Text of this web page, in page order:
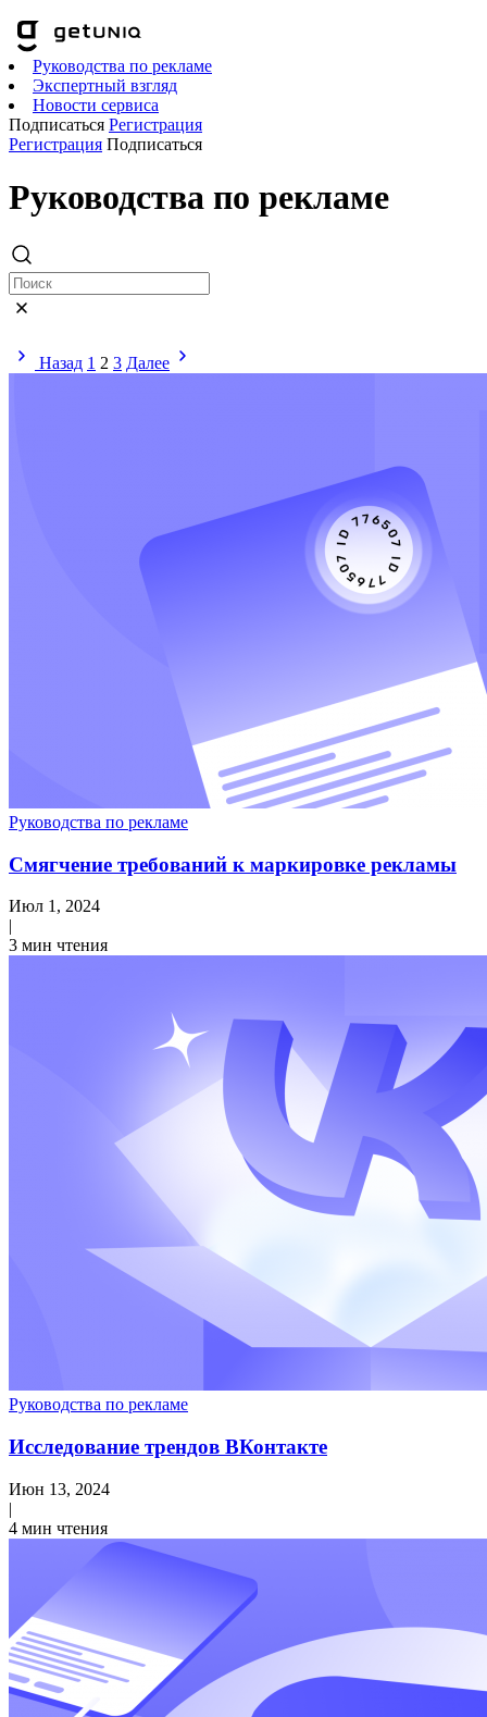
Руководства по рекламе
Экспертный взгляд
Новости сервиса
Подписаться Регистрация
Регистрация Подписаться
Руководства по рекламе
Назад 1 2 3 Далее
Руководства по рекламе
Смягчение требований к маркировке рекламы
Июл 1, 2024
|
3 мин чтения
Руководства по рекламе
Исследование трендов ВКонтакте
Июн 13, 2024
|
4 мин чтения